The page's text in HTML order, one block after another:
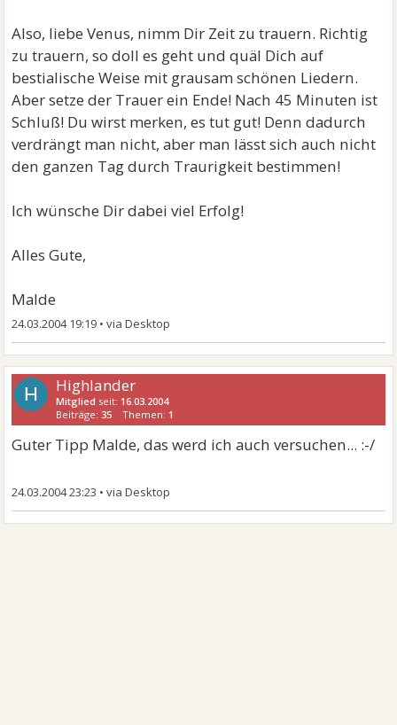
Also, liebe Venus, nimm Dir Zeit zu trauern. Richtig
zu trauern, so doll es geht und quäl Dich auf
bestialische Weise mit grausam schönen Liedern.
Aber setze der Trauer ein Ende! Nach 45 Minuten ist
Schluß! Du wirst merken, es tut gut! Denn dadurch
verdrängt man nicht, aber man lässt sich auch nicht
den ganzen Tag durch Traurigkeit bestimmen!
Ich wünsche Dir dabei viel Erfolg!
Alles Gute,
Malde
24.03.2004 19:19 •
H Highlander
Mitglied seit: 16.03.2004
Beiträge:35 Themen: 1
Guter Tipp Malde, das werd ich auch versuchen... :-/
24.03.2004 23:23 •